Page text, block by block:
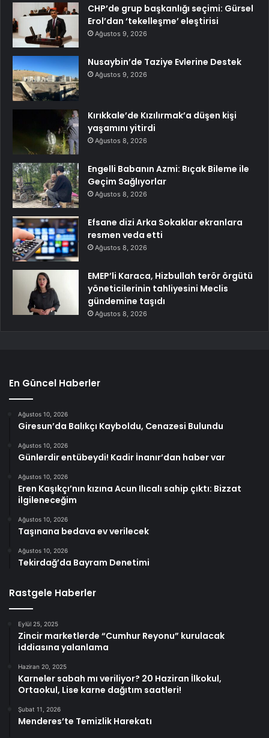
CHP’de grup başkanlığı seçimi: Gürsel
Erol’dan ‘tekelleşme’ eleştirisi
Ağustos 9, 2026
Nusaybin’de Taziye Evlerine Destek
Ağustos 9, 2026
Kırıkkale’de Kızılırmak’a düşen kişi
yaşamını yitirdi
Ağustos 8, 2026
Engelli Babanın Azmi: Bıçak Bileme ile
Geçim Sağlıyorlar
Ağustos 8, 2026
Efsane dizi Arka Sokaklar ekranlara
resmen veda etti
Ağustos 8, 2026
EMEP’li Karaca, Hizbullah terör örgütü
yöneticilerinin tahliyesini Meclis
gündemine taşıdı
Ağustos 8, 2026
En Güncel Haberler
Ağustos 10, 2026
Giresun’da Balıkçı Kayboldu, Cenazesi Bulundu
Ağustos 10, 2026
Günlerdir entübeydi! Kadir İnanır’dan haber var
Ağustos 10, 2026
Eren Kaşıkçı’nın kızına Acun Ilıcalı sahip çıktı: Bizzat
ilgileneceğim
Ağustos 10, 2026
Taşınana bedava ev verilecek
Ağustos 10, 2026
Tekirdağ’da Bayram Denetimi
Rastgele Haberler
Eylül 25, 2025
Zincir marketlerde “Cumhur Reyonu” kurulacak
iddiasına yalanlama
Haziran 20, 2025
Karneler sabah mı veriliyor? 20 Haziran İlkokul,
Ortaokul, Lise karne dağıtım saatleri!
Şubat 11, 2026
Menderes’te Temizlik Harekatı